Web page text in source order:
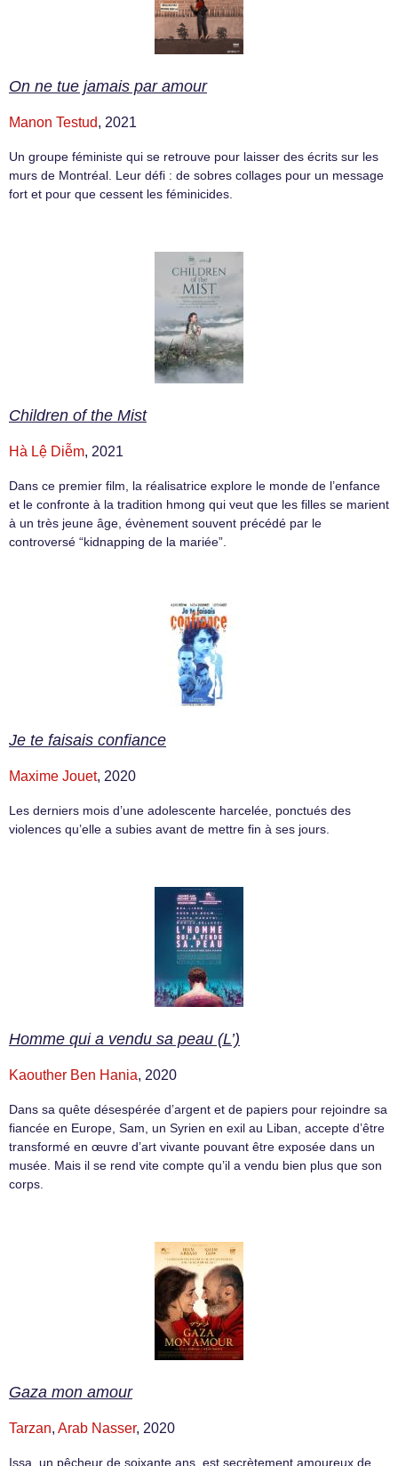
On ne tue jamais par amour
Manon Testud, 2021
Un groupe féministe qui se retrouve pour laisser des écrits sur les
murs de Montréal. Leur défi : de sobres collages pour un message
fort et pour que cessent les féminicides.
Children of the Mist
Hà Lệ Diễm, 2021
Dans ce premier film, la réalisatrice explore le monde de l’enfance
et le confronte à la tradition hmong qui veut que les filles se marient
à un très jeune âge, évènement souvent précédé par le
controversé “kidnapping de la mariée”.
Je te faisais confiance
Maxime Jouet, 2020
Les derniers mois d’une adolescente harcelée, ponctués des
violences qu’elle a subies avant de mettre fin à ses jours.
Homme qui a vendu sa peau (L’)
Kaouther Ben Hania, 2020
Dans sa quête désespérée d’argent et de papiers pour rejoindre sa
fiancée en Europe, Sam, un Syrien en exil au Liban, accepte d’être
transformé en œuvre d’art vivante pouvant être exposée dans un
musée. Mais il se rend vite compte qu’il a vendu bien plus que son
corps.
Gaza mon amour
Tarzan, Arab Nasser, 2020
Issa, un pêcheur de soixante ans, est secrètement amoureux de